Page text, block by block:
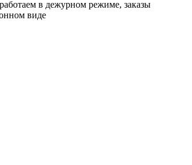
в дежурном режиме, заказы
виде